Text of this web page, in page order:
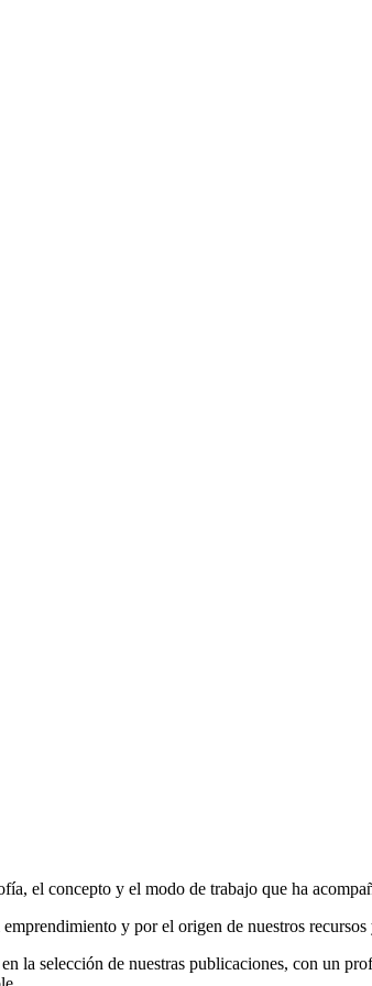
el concepto y el modo de trabajo que ha
y por el origen de nuestros
la selección de nuestras publicaciones, con un